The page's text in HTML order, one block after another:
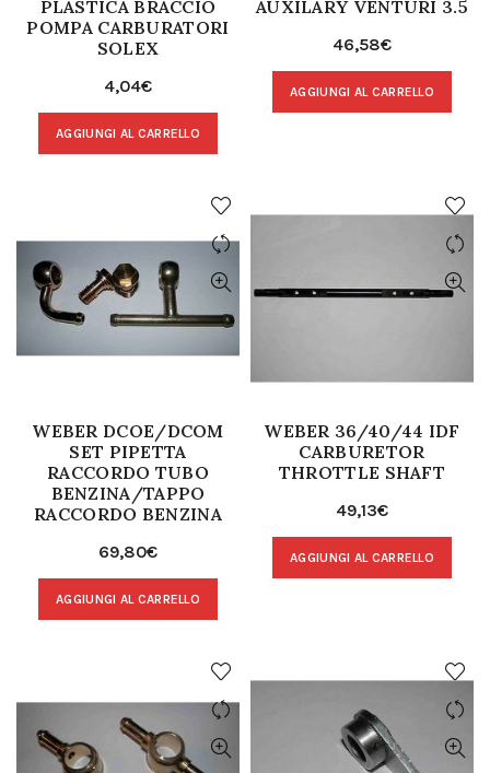
PLASTICA BRACCIO
POMPA CARBURATORI
SOLEX
4,04€
AGGIUNGI AL CARRELLO
AUXILARY VENTURI 3.5
46,58€
AGGIUNGI AL CARRELLO
WEBER DCOE/DCOM
SET PIPETTA
RACCORDO TUBO
BENZINA/TAPPO
RACCORDO BENZINA
69,80€
AGGIUNGI AL CARRELLO
WEBER 36/40/44 IDF
CARBURETOR
THROTTLE SHAFT
49,13€
AGGIUNGI AL CARRELLO